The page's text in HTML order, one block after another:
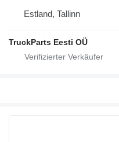
Estland, Tallinn
TruckParts Eesti OÜ